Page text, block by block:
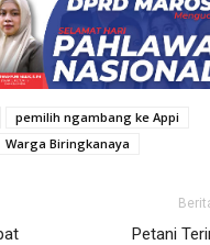
pemilih ngambang ke Appi
Warga Biringkanaya
Petani